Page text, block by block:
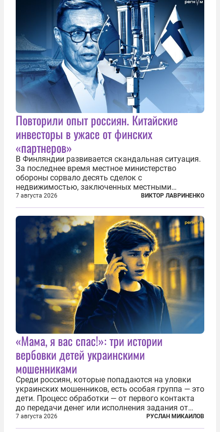
Повторили опыт россиян. Китайские
инвесторы в ужасе от финских
«партнеров»
В Финляндии развивается скандальная ситуация.
За последнее время местное министерство
обороны сорвало десять сделок с
недвижимостью, заключенных местными
фирмами с китайским капиталом. Чиновники
заявили, что они могли заключаться с целью
создания в Финляндии шпионской сети, чтобы
следить за...
7 августа 2026 ВИКТОР ЛАВРИНЕНКО
«Мама, я вас спас!»: три истории
вербовки детей украинскими
мошенниками
Среди россиян, которые попадаются на уловки
украинских мошенников, есть особая группа — это
дети. Процесс обработки — от первого контакта
до передачи денег или исполнения задания от
кураторов может занять от двух часов до
нескольких месяцев. Детей превращают в
7 августа 2026 РУСЛАН МИКАИЛОВ